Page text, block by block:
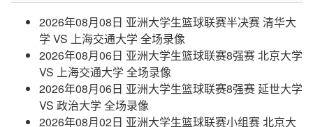
2026年08月08日 亚洲大学生篮球联赛半决赛 清华大
学 VS 上海交通大学 全场录像
2026年08月06日 亚洲大学生篮球联赛8强赛 北京大学
VS 上海交通大学 全场录像
2026年08月06日 亚洲大学生篮球联赛8强赛 延世大学
VS 政治大学 全场录像
2026年08月02日 亚洲大学生篮球联赛小组赛 北京大